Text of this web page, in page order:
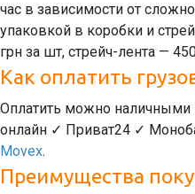
час в зависимости от
упаковкой в коробки и
грн за шт, стрейч-лента —
Как оплатить
Оплатить можно наличными
онлайн ✓ Приват24 ✓
Movex.
Преимущества